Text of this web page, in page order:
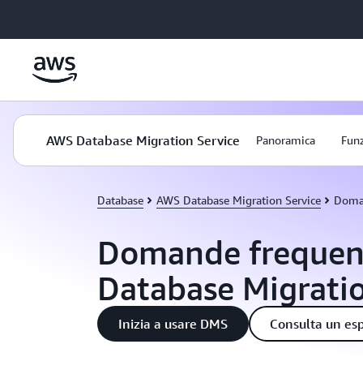
AWS Database Migration Service Panoramica
Database AWS Database Migration Service
Domande
Database
Inizia a usare DMS Consulta un